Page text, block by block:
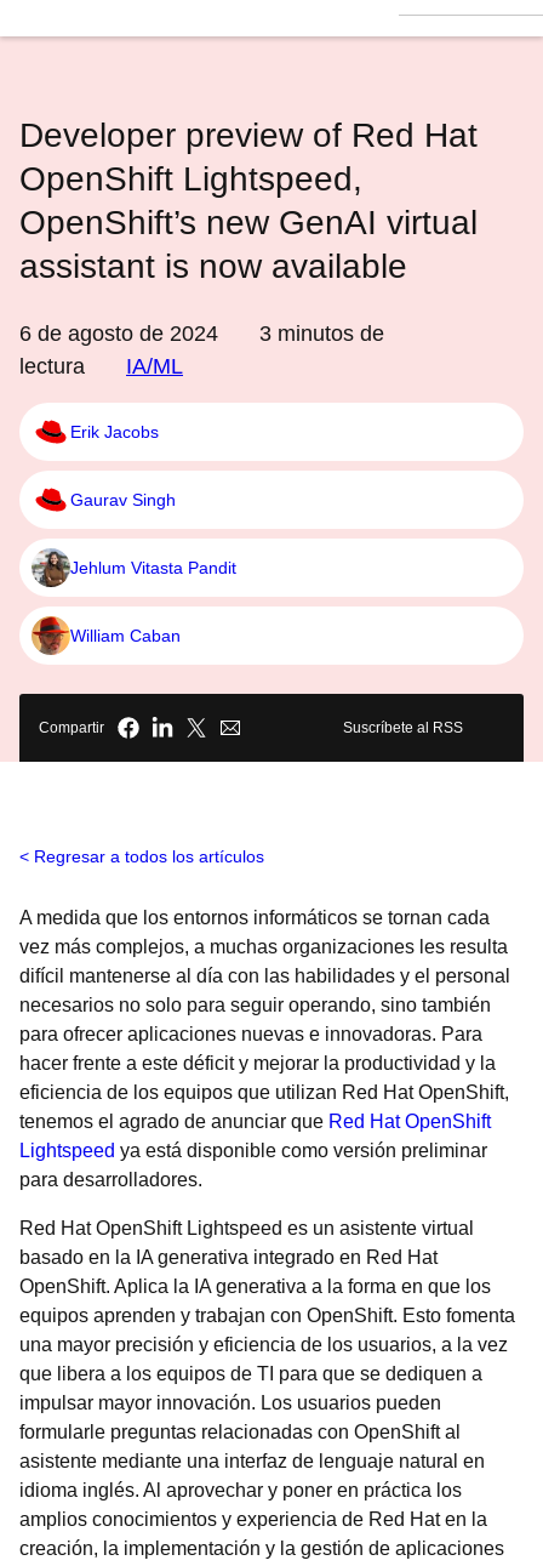
Developer preview of Red Hat
OpenShift Lightspeed,
OpenShift’s new GenAI virtual
assistant is now available
6 de agosto de 2024 3 minutos de
lectura
IA/ML
Erik Jacobs
Gaurav Singh
Jehlum Vitasta Pandit
William Caban
Compartir Suscríbete al RSS
Regresar a todos los artículos
A medida que los entornos informáticos se tornan cada
vez más complejos, a muchas organizaciones les resulta
difícil mantenerse al día con las habilidades y el personal
necesarios no solo para seguir operando, sino también
para ofrecer aplicaciones nuevas e innovadoras. Para
hacer frente a este déficit y mejorar la productividad y la
eficiencia de los equipos que utilizan Red Hat OpenShift,
tenemos el agrado de anunciar que Red Hat OpenShift
Lightspeed ya está disponible como versión preliminar
para desarrolladores.
Red Hat OpenShift Lightspeed es un asistente virtual
basado en la IA generativa integrado en Red Hat
OpenShift. Aplica la IA generativa a la forma en que los
equipos aprenden y trabajan con OpenShift. Esto fomenta
una mayor precisión y eficiencia de los usuarios, a la vez
que libera a los equipos de TI para que se dediquen a
impulsar mayor innovación. Los usuarios pueden
formularle preguntas relacionadas con OpenShift al
asistente mediante una interfaz de lenguaje natural en
idioma inglés. Al aprovechar y poner en práctica los
amplios conocimientos y experiencia de Red Hat en la
creación, la implementación y la gestión de aplicaciones